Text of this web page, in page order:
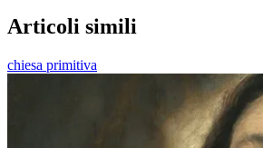
Articoli simili
chiesa primitiva